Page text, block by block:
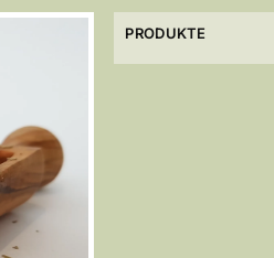
PRODUKTE